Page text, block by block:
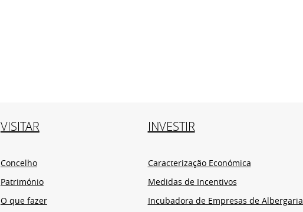
VISITAR
Concelho
Património
O que fazer
INVESTIR
Caracterização Económica
Medidas de Incentivos
Incubadora de Empresas de